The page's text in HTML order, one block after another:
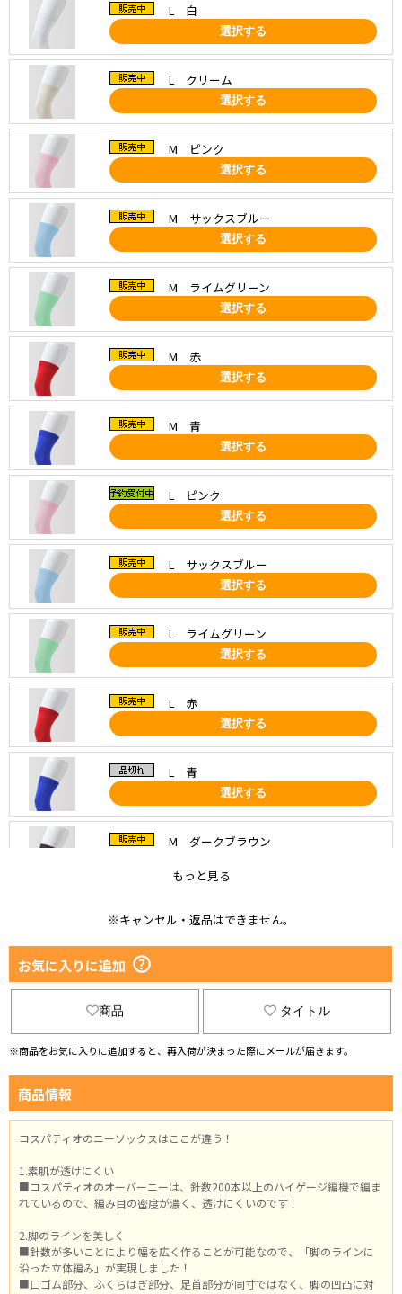
L 白
選択する
L クリーム
選択する
M ピンク
選択する
M サックスブルー
選択する
M ライムグリーン
選択する
M 赤
選択する
M 青
選択する
L ピンク
選択する
L サックスブルー
選択する
L ライムグリーン
選択する
L 赤
選択する
L 青
選択する
M ダークブラウン
M グレー
L グレー
※キャンセル・返品はできません。
お気に入りに追加
商品 タイトル
※商品をお気に入りに追加すると、再入荷が決まった際にメールが届きます。
商品情報
コスパティオのニーソックスはここが違う！
1.素肌が透けにくい
■コスパティオのオーバーニーは、針数200本以上のハイゲージ編機で編ま
れているので、編み目の密度が濃く、透けにくいのです！
2.脚のラインを美しく
■針数が多いことにより幅を広く作ることが可能なので、「脚のラインに
沿った立体編み」が実現しました！
■口ゴム部分、ふくらはぎ部分、足首部分が同寸ではなく、脚の凹凸に対